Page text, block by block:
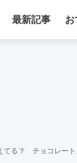
最新記事 お
てる？ チョコレー